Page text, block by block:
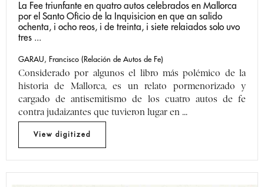
La Fee triunfante en quatro autos celebrados en Mallorca
por el Santo Oficio de la Inquisicion en que an salido
ochenta, i ocho reos, i de treinta, i siete relaiados solo uvo
tres ...
GARAU, Francisco (Relación de Autos de Fe)
Considerado por algunos el libro más polémico de la
historia de Mallorca, es un relato pormenorizado y
cargado de antisemitismo de los cuatro autos de fe
contra judaizantes que tuvieron lugar en ...